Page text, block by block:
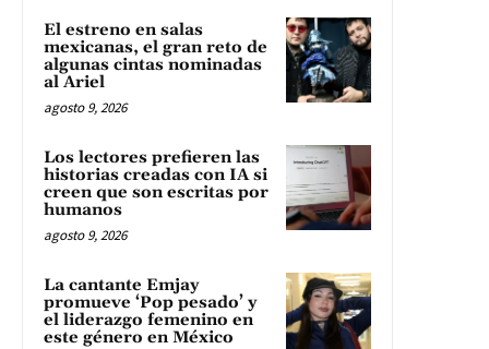
El estreno en salas
mexicanas, el gran reto de
algunas cintas nominadas
al Ariel
agosto 9, 2026
Los lectores prefieren las
historias creadas con IA si
creen que son escritas por
humanos
agosto 9, 2026
La cantante Emjay
promueve ‘Pop pesado’ y
el liderazgo femenino en
este género en México